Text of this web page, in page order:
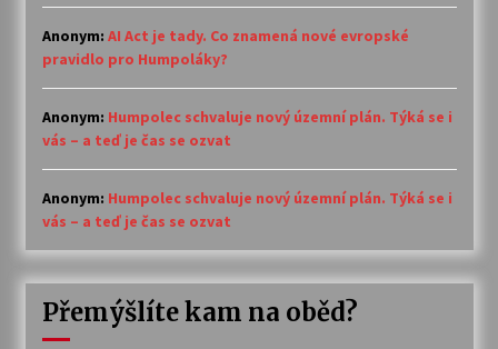
Anonym: AI Act je tady. Co znamená nové evropské
pravidlo pro Humpoláky?
Anonym: Humpolec schvaluje nový územní plán. Týká se i
vás – a teď je čas se ozvat
Anonym: Humpolec schvaluje nový územní plán. Týká se i
vás – a teď je čas se ozvat
Přemýšlíte kam na oběd?